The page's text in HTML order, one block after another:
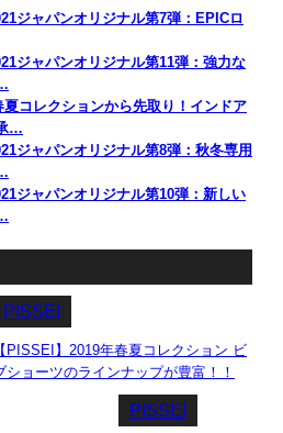
ジャパンオリジナル第7弾：EPICロ
ジャパンオリジナル第11弾：強力な
夏コレクションから先取り！インドア
…
ジャパンオリジナル第8弾：秋冬専用
ジャパンオリジナル第10弾：新しい
PISSEI
【PISSEI】2019年春夏コレクション ビ
ショーツのラインナップが豊富！！
PISSEI